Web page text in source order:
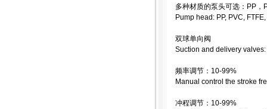
多种材质的泵头可选：PP，
Pump head: PP, PVC,
双球单向阀
Suction and delivery
频率调节：10-99%
Manual control the stroke
冲程调节：10-99%